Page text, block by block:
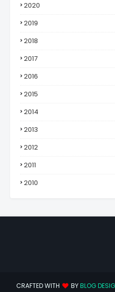
2020
2019
2018
2017
2016
2015
2014
2013
2012
2011
2010
CRAFTED WITH BYBLOG